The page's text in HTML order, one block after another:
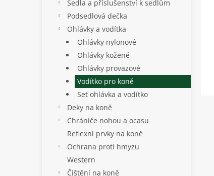
Sedla a příslušenství k sedlům
Podsedlová dečka
Ohlávky a vodítka
Ohlávky nylonové
Ohlávky kožené
Ohlávky provazové
Vodítko pro koně
Set ohlávka a vodítko
Deky na koně
Chrániče nohou a ocasu
Reflexní prvky na koně
Ochrana proti hmyzu
Western
Čištění na koně